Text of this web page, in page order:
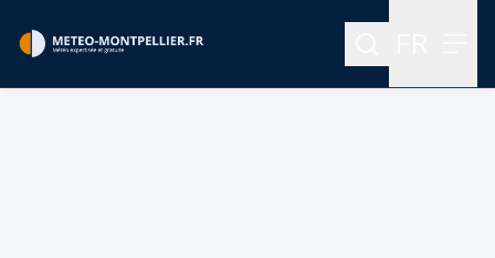
Rechercher